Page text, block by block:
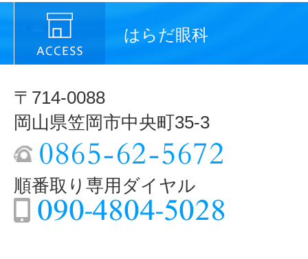
はらだ眼科
〒714-0088
岡山県笠岡市中央町35-3
順番取り専用ダイヤル